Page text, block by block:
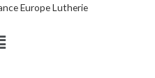
Europe Lutherie